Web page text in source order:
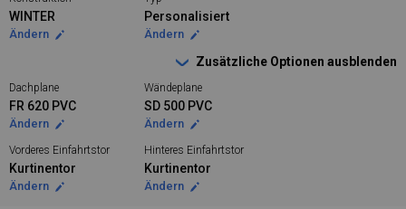
WINTER
Ändern
Personalisiert
Ändern
Zusätzliche Optionen ausblenden
Dachplane
FR 620 PVC
Ändern
Wändeplane
SD 500 PVC
Ändern
Vorderes Einfahrtstor
Kurtinentor
Ändern
Hinteres Einfahrtstor
Kurtinentor
Ändern